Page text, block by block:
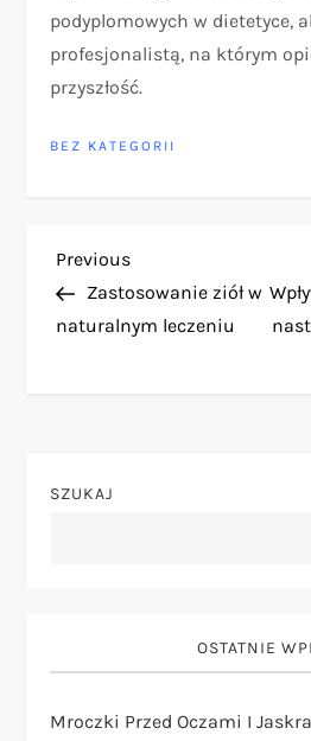
podyplomowych w dietetyce,
profesjonalistą, na którym
przyszłość.
BEZ KATEGORII
N
a
g
j
a
Previous
Post
Previous
Zastosowanie ziół w
naturalnym leczeniu
SZUKAJ
OSTATNIE
Mroczki Przed Oczami I